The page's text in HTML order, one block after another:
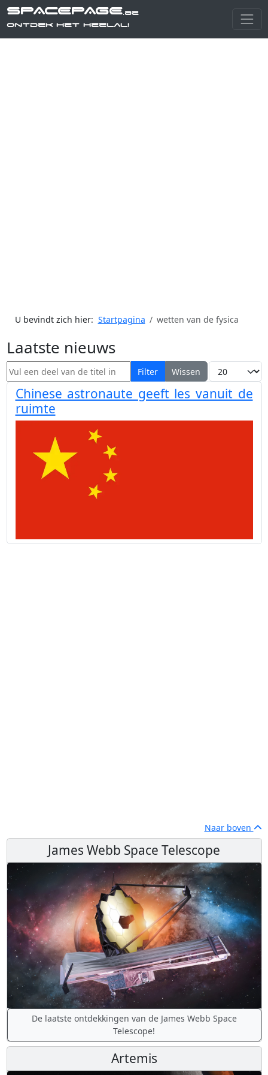
SPACEPAGE.be
Ontdek het heelal!
U bevindt zich hier: Startpagina wetten van de fysica
Laatste nieuws
Vul een deel van de titel in Filter Wissen Toon #
Chinese astronaute geeft les vanuit de
ruimte
Naar boven
James Webb Space Telescope
De laatste ontdekkingen van de James Webb Space
Telescope!
Artemis